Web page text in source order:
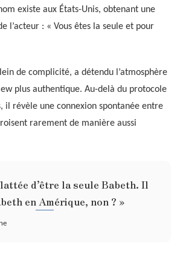
existe aux États-Unis, obtenant une
l’acteur : « Vous êtes la seule et pour
de complicité, a détendu l’atmosphère
plus authentique. Au-delà du protocole
il révèle une connexion spontanée entre
rarement de manière aussi
d’être la seule Babeth. Il
en Amérique, non ? »